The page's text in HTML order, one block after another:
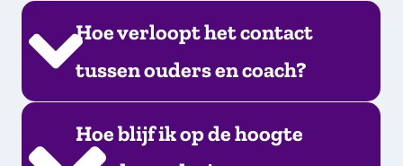
Hoe verloopt het contact
tussen ouders en coach?
Hoe blijf ik op de hoogte